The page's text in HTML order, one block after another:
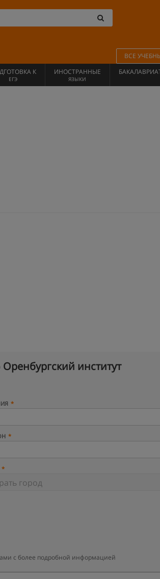
ВСЕ
К
ЕГЭ
ИНОСТРАННЫЕ
ЯЗЫКИ
Оренбургский институт
с более подробной информацией